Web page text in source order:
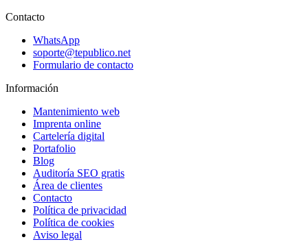
Contacto
WhatsApp
soporte@tepublico.net
Formulario de contacto
Información
Mantenimiento web
Imprenta online
Cartelería digital
Portafolio
Blog
Auditoría SEO gratis
Área de clientes
Contacto
Política de privacidad
Política de cookies
Aviso legal